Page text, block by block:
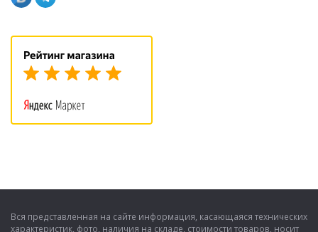
Вся представленная на сайте информация, касающаяся технических
характеристик, фото, наличия на складе, стоимости товаров, носит